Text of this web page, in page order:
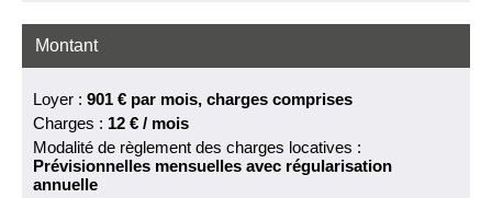
Montant
Loyer : 901 € par mois, charges comprises
Charges : 12 € / mois
Modalité de règlement des charges locatives :
Prévisionnelles mensuelles avec régularisation
annuelle